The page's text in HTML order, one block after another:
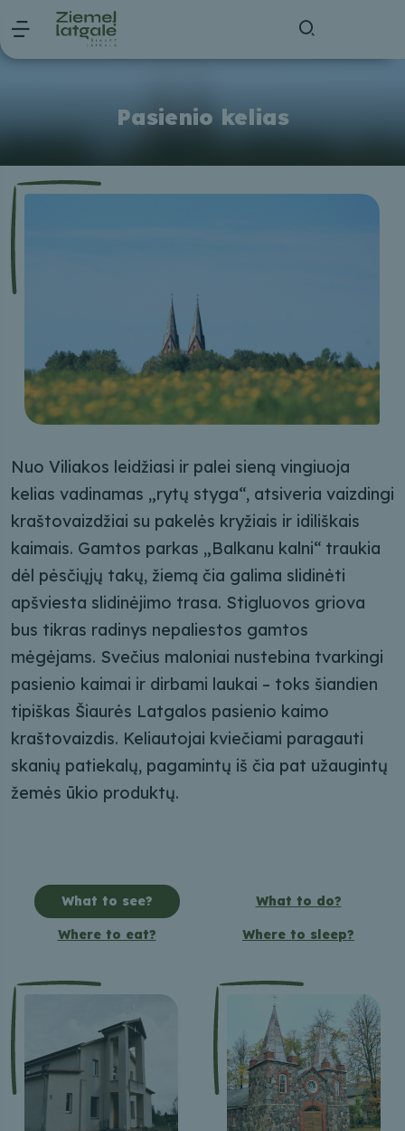
Pasienio kelias
Nuo Viliakos leidžiasi ir palei sieną vingiuoja
kelias vadinamas „rytų styga“, atsiveria vaizdingi
kraštovaizdžiai su pakelės kryžiais ir idiliškais
kaimais. Gamtos parkas „Balkanu kalni“ traukia
dėl pėsčiųjų takų, žiemą čia galima slidinėti
apšviesta slidinėjimo trasa. Stigluovos griova
bus tikras radinys nepaliestos gamtos
mėgėjams. Svečius maloniai nustebina tvarkingi
pasienio kaimai ir dirbami laukai – toks šiandien
tipiškas Šiaurės Latgalos pasienio kaimo
kraštovaizdis. Keliautojai kviečiami paragauti
skanių patiekalų, pagamintų iš čia pat užaugintų
žemės ūkio produktų.
What to see? What to do?
Where to eat? Where to sleep?